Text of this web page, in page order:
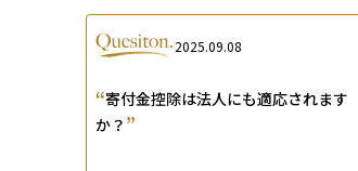
2025.09.08
“寄付金控除は法人にも適応されます
か？ ”